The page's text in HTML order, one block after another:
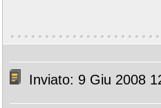
Inviato: 9 Giu 2008